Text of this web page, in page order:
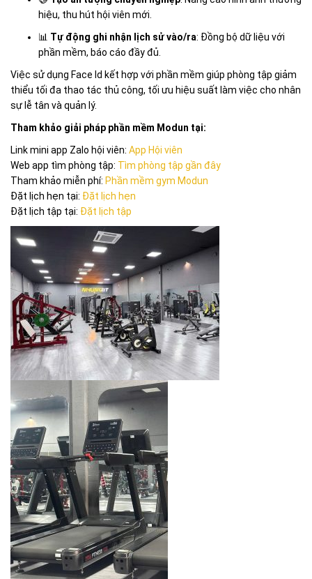
hiệu, thu hút hội viên mới.
📊 Tự động ghi nhận lịch sử vào/ra: Đồng bộ dữ liệu với
phần mềm, báo cáo đầy đủ.
Việc sử dụng Face Id kết hợp với phần mềm giúp phòng tập giảm
thiểu tối đa thao tác thủ công, tối ưu hiệu suất làm việc cho nhân
sự lễ tân và quản lý.
Tham khảo giải pháp phần mềm Modun tại:
Link mini app Zalo hội viên: App Hội viên
Web app tìm phòng tập: Tìm phòng tập gần đây
Tham khảo miễn phí: Phần mềm gym Modun
Đặt lịch hẹn tại: Đặt lịch hẹn
Đặt lịch tập tại: Đặt lịch tập